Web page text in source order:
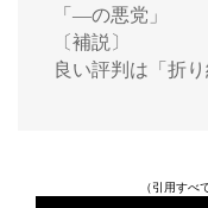
「―の悪党」
〔補説〕
良い評判は「折
（引用すべ